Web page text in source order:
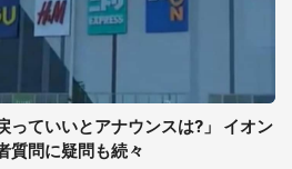
っていいとアナウンスは?」 イオン
質問に疑問も続々